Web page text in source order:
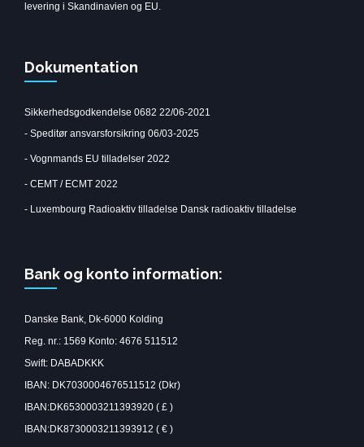
levering i Skandinavien og EU.
Dokumentation
Sikkerhedsgodkendelse 0682 22/06-2021
- Speditør ansvarsforsikring 06/03-2025
- Vognmands EU tilladelser 2022
- CEMT / ECMT 2022
- Luxembourg Radioaktiv tilladelse Dansk radioaktiv tilladelse
Bank og konto information:
Danske Bank, Dk-6000 Kolding
Reg. nr.: 1569 Konto: 4676 511512
Swift: DABADKKK
IBAN: DK7030004676511512 (Dkr)
IBAN:DK6530003211393920 ( £ )
IBAN:DK8730003211393912 ( € )